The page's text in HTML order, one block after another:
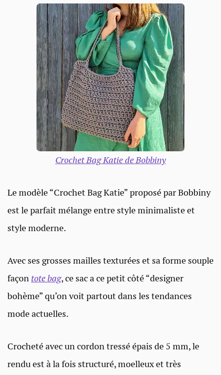
Crochet Bag Katie de Bobbiny
Le modèle “Crochet Bag Katie” proposé par Bobbiny
est le parfait mélange entre style minimaliste et
style moderne.
Avec ses grosses mailles texturées et sa forme souple
façon tote bag, ce sac a ce petit côté “designer
bohème” qu’on voit partout dans les tendances
mode actuelles.
Crocheté avec un cordon tressé épais de 5 mm, le
rendu est à la fois structuré, moelleux et très